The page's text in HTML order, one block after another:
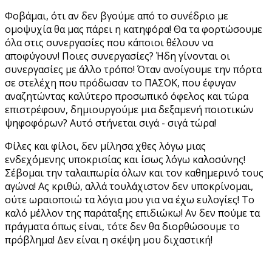
Φοβάμαι, ότι αν δεν βγούμε από το συνέδριο με
ομοψυχία θα μας πάρει η κατηφόρα! Θα τα φορτώσουμε
όλα στις συνεργασίες που κάποιοι θέλουν να
αποφύγουν! Ποιες συνεργασίες? Ήδη γίνονται οι
συνεργασίες με άλλο τρόπο! Όταν ανοίγουμε την πόρτα
σε στελέχη που πρόδωσαν το ΠΑΣΟΚ, που έφυγαν
αναζητώντας καλύτερο προσωπικό όφελος και τώρα
επιστρέφουν, δημιουργούμε μια δεξαμενή ποιοτικών
ψηφοφόρων? Αυτό στήνεται σιγά - σιγά τώρα!
Φίλες και φίλοι, δεν μίλησα χθες λόγω μιας
ενδεχόμενης υποκρισίας και ίσως λόγω καλοσύνης!
Σέβομαι την ταλαιπωρία όλων και τον καθημερινό τους
αγώνα! Ας κριθώ, αλλά τουλάχιστον δεν υποκρίνομαι,
ούτε ωραιοποιώ τα λόγια μου για να έχω ευλογίες! Το
καλό μέλλον της παράταξης επιδιώκω! Αν δεν πούμε τα
πράγματα όπως είναι, τότε δεν θα διορθώσουμε το
πρόβλημα! Δεν είναι η σκέψη μου διχαστική!